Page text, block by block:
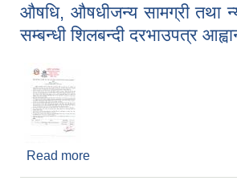
औषधि, औषधीजन्य सामग्री तथा
सम्बन्धी शिलबन्दी दरभाउपत्र
Read more